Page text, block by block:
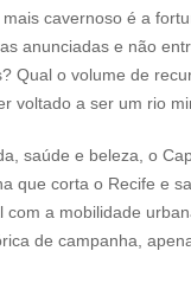
cavernoso é a
anunciadas e não
Qual o volume de
voltado a ser um rio
saúde e beleza, o
que corta o Recife e
a mobilidade
de campanha,